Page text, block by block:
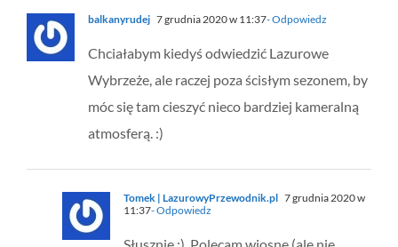
balkanyrudej 7 grudnia 2020 w 11:37- Odpowiedz
Chciałabym kiedyś odwiedzić Lazurowe
Wybrzeże, ale raczej poza ścisłym sezonem, by
móc się tam cieszyć nieco bardziej kameralną
atmosferą. :)
Tomek | LazurowyPrzewodnik.pl 7 grudnia 2020 w
11:37- Odpowiedz
Słusznie :). Polecam wiosnę (ale nie